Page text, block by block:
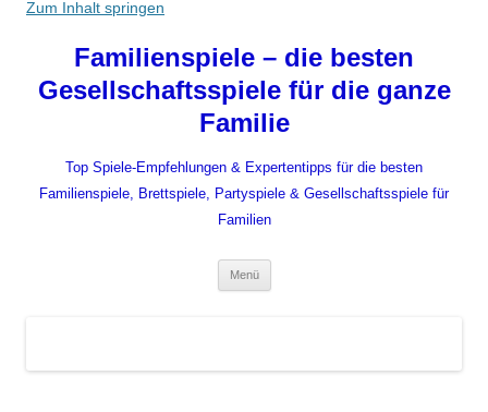
Zum Inhalt springen
Familienspiele – die besten
Gesellschaftsspiele für die ganze
Familie
Top Spiele-Empfehlungen & Expertentipps für die besten
Familienspiele, Brettspiele, Partyspiele & Gesellschaftsspiele für
Familien
Menü